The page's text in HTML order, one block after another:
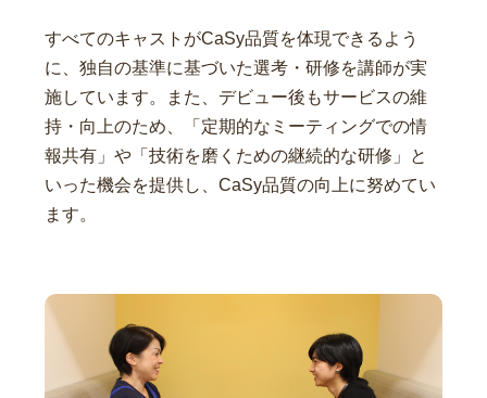
すべてのキャストがCaSy品質を体現できるよう
に、独自の基準に基づいた選考・研修を講師が実
施しています。また、デビュー後もサービスの維
持・向上のため、「定期的なミーティングでの情
報共有」や「技術を磨くための継続的な研修」と
いった機会を提供し、CaSy品質の向上に努めてい
ます。